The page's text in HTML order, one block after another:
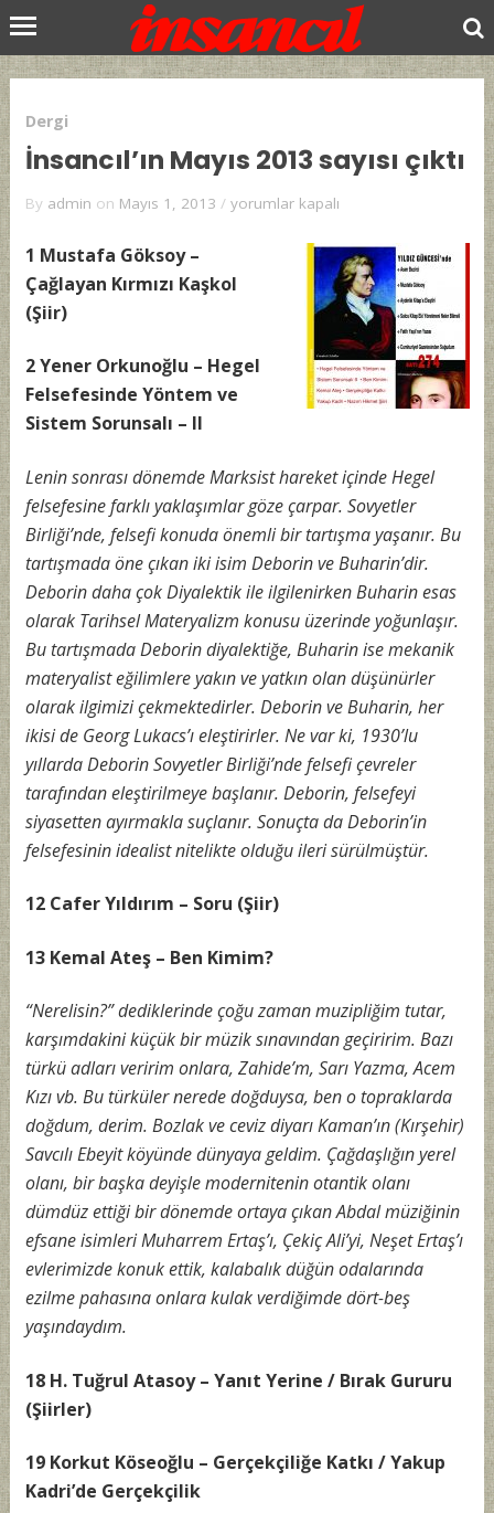
Dergi
İnsancıl’ın Mayıs 2013 sayısı çıktı
By admin on Mayıs 1, 2013 / İnsancıl’ın
sayısı
yorumlar kapalı
1 Mustafa Göksoy –
Çağlayan Kırmızı Kaşkol
(Şiir)
2 Yener Orkunoğlu – Hegel
Felsefesinde Yöntem ve
Sistem Sorunsalı – II
Lenin sonrası dönemde Marksist hareket içinde Hegel
felsefesine farklı yaklaşımlar göze çarpar. Sovyetler
Birliği’nde, felsefi konuda önemli bir tartışma yaşanır. Bu
tartışmada öne çıkan iki isim Deborin ve Buharin’dir.
Deborin daha çok Diyalektik ile ilgilenirken Buharin esas
olarak Tarihsel Materyalizm konusu üzerinde yoğunlaşır.
Bu tartışmada Deborin diyalektiğe, Buharin ise mekanik
materyalist eğilimlere yakın ve yatkın olan düşünürler
olarak ilgimizi çekmektedirler. Deborin ve Buharin, her
ikisi de Georg Lukacs’ı eleştirirler. Ne var ki, 1930’lu
yıllarda Deborin Sovyetler Birliği’nde felsefi çevreler
tarafından eleştirilmeye başlanır. Deborin, felsefeyi
siyasetten ayırmakla suçlanır. Sonuçta da Deborin’in
felsefesinin idealist nitelikte olduğu ileri sürülmüştür.
12 Cafer Yıldırım – Soru (Şiir)
13 Kemal Ateş – Ben Kimim?
“Nerelisin?” dediklerinde çoğu zaman muzipliğim tutar,
karşımdakini küçük bir müzik sınavından geçiririm. Bazı
türkü adları veririm onlara, Zahide’m, Sarı Yazma, Acem
Kızı vb. Bu türküler nerede doğduysa, ben o topraklarda
doğdum, derim. Bozlak ve ceviz diyarı Kaman’ın (Kırşehir)
Savcılı Ebeyit köyünde dünyaya geldim. Çağdaşlığın yerel
olanı, bir başka deyişle modernitenin otantik olanı
dümdüz ettiği bir dönemde ortaya çıkan Abdal müziğinin
efsane isimleri Muharrem Ertaş’ı, Çekiç Ali’yi, Neşet Ertaş’ı
evlerimizde konuk ettik, kalabalık düğün odalarında
ezilme pahasına onlara kulak verdiğimde dört-beş
yaşındaydım.
18 H. Tuğrul Atasoy – Yanıt Yerine / Bırak Gururu
(Şiirler)
19 Korkut Köseoğlu – Gerçekçiliğe Katkı / Yakup
Kadri’de Gerçekçilik